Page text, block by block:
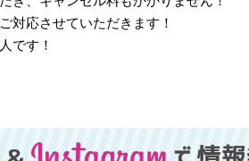
対応させていただきます！
です！